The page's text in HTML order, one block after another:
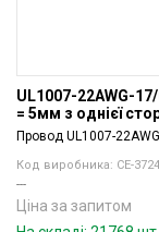
UL1007-22AWG-
= 5мм з однієї
Провод UL1007-
Код виробника: CE-3724
---
Ціна за запитом